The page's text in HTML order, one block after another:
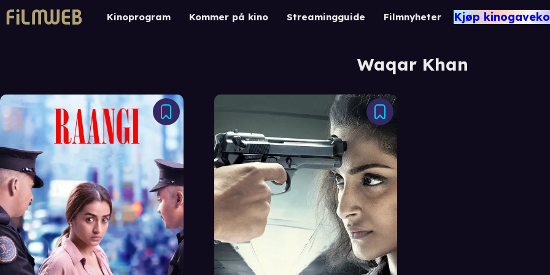
Kinoprogram Kommer på kino Streamingguide Filmnyheter Kjøp
Waqar Khan